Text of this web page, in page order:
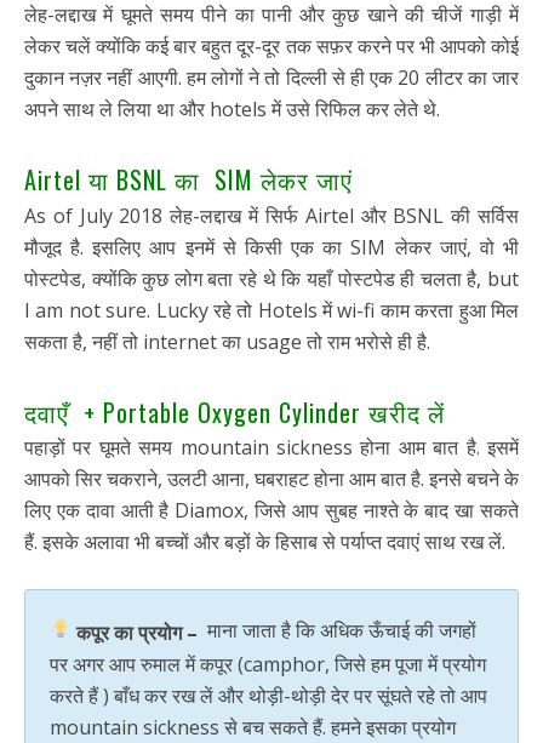
लेह-लद्दाख में घूमते समय पीने का पानी और कुछ खाने की चीजें गाड़ी में
लेकर चलें क्योंकि कई बार बहुत दूर-दूर तक सफ़र करने पर भी आपको कोई
दुकान नज़र नहीं आएगी. हम लोगों ने तो दिल्ली से ही एक 20 लीटर का जार
अपने साथ ले लिया था और hotels में उसे रिफिल कर लेते थे.
Airtel या BSNL का SIM लेकर जाएं
As of July 2018 लेह-लद्दाख में सिर्फ Airtel और BSNL की सर्विस
मौजूद है. इसलिए आप इनमें से किसी एक का SIM लेकर जाएं, वो भी
पोस्टपेड, क्योंकि कुछ लोग बता रहे थे कि यहाँ पोस्टपेड ही चलता है, but
I am not sure. Lucky रहे तो Hotels में wi-fi काम करता हुआ मिल
सकता है, नहीं तो internet का usage तो राम भरोसे ही है.
दवाएँ + Portable Oxygen Cylinder खरीद लें
पहाड़ों पर घूमते समय mountain sickness होना आम बात है. इसमें
आपको सिर चकराने, उलटी आना, घबराहट होना आम बात है. इनसे बचने के
लिए एक दावा आती है Diamox, जिसे आप सुबह नाश्ते के बाद खा सकते
हैं. इसके अलावा भी बच्चों और बड़ों के हिसाब से पर्याप्त दवाएं साथ रख लें.
कपूर का प्रयोग – माना जाता है कि अधिक ऊँचाई की जगहों
पर अगर आप रुमाल में कपूर (camphor, जिसे हम पूजा में प्रयोग
करते हैं ) बाँध कर रख लें और थोड़ी-थोड़ी देर पर सूंघते रहे तो आप
mountain sickness से बच सकते हैं. हमने इसका प्रयोग